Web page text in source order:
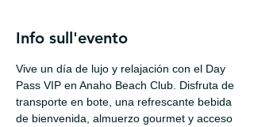
Info sull'evento
Vive un día de lujo y relajación con el Day
Pass VIP en Anaho Beach Club. Disfruta de
transporte en bote, una refrescante bebida
de bienvenida, almuerzo gourmet y acceso